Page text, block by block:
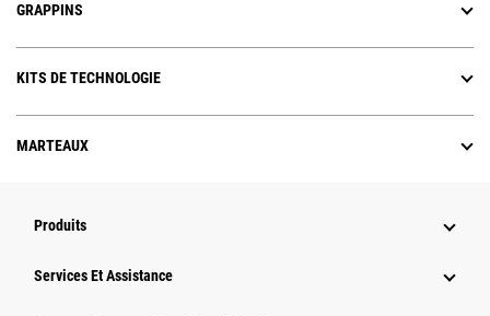
GRAPPINS
KITS DE TECHNOLOGIE
MARTEAUX
Produits
Services Et Assistance